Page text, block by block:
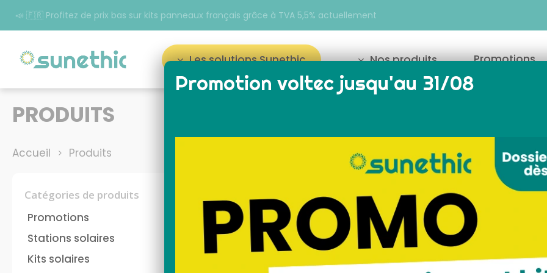
📣 🇫🇷 Profitez de prix bas sur kits panneaux français grâce à TVA 5,5% actuellement
Les solutions Sunethic Nos produits Promotions
panneau solaire plug kit solaire installation panneau
PRODUITS
Affichage de 1–18
Accueil Produits
Catégories de produits
Promotions
Stations solaires
Kits solaires
Promotion voltec jusqu'au 31/08